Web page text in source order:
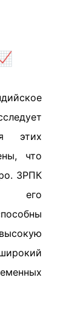
этих
что
ЗРПК
его